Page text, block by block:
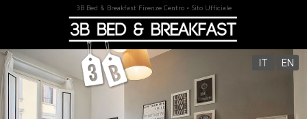
3B Bed & Breakfast Firenze Centro • Sito Ufficiale
IT EN